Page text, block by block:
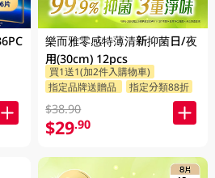
樂而雅零感特薄清新抑菌日/夜
用(30cm) 12pcs
買1送1(加2件入購物車)
指定品牌送贈品
指定分類88折
$38.90
$29.90